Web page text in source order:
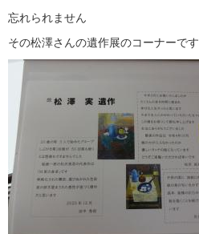
忘れられません
その松澤さんの遺作展のコーナーです